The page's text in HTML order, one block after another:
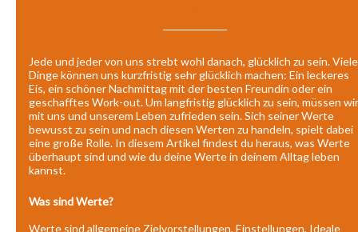
Jede und jeder von uns strebt wohl danach, glücklich zu sein. Viele
Dinge können uns kurzfristig sehr glücklich machen: Ein leckeres
Eis, ein schöner Nachmittag mit der besten Freundin oder ein
geschafftes Work-out. Um langfristig glücklich zu sein, müssen wir
mit uns und unserem Leben zufrieden sein. Sich seiner Werte
bewusst zu sein und nach diesen Werten zu handeln, spielt dabei
eine große Rolle. In diesem Artikel findest du heraus, was Werte
überhaupt sind und wie du deine Werte in deinem Alltag leben
kannst.
Was sind Werte?
Werte sind allgemeine Zielvorstellungen, Einstellungen, Ideale